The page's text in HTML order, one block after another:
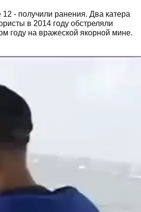
- получили ранения. Два катера
в 2014 году обстреляли
году на вражеской якорной мине.